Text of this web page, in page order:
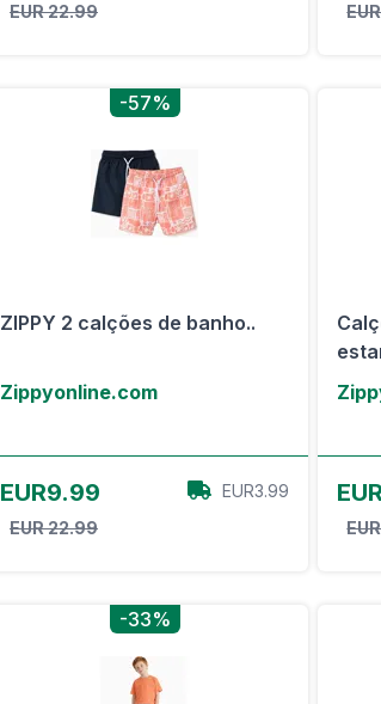
EUR 22.99
-57%
ZIPPY 2 calções de banho..
Zippyonline.com
EUR9.99
EUR 22.99
EUR3.99
-33%